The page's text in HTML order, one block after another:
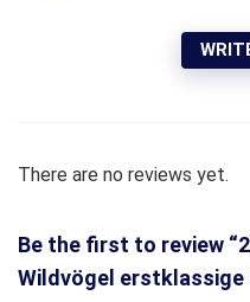
There are no reviews yet.
Be the first to review
Wildvögel erstklassige